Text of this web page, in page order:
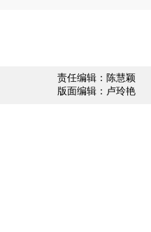
责任编辑：陈慧颖
版面编辑：卢玲艳